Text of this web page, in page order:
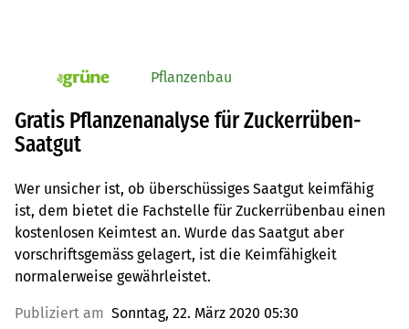
pv_die-grune-online Pflanzenbau
Gratis Pflanzenanalyse für Zuckerrüben-
Saatgut
Wer unsicher ist, ob überschüssiges Saatgut keimfähig
ist, dem bietet die Fachstelle für Zuckerrübenbau einen
kostenlosen Keimtest an. Wurde das Saatgut aber
vorschriftsgemäss gelagert, ist die Keimfähigkeit
normalerweise gewährleistet.
Publiziert am Sonntag, 22. März 2020 05:30